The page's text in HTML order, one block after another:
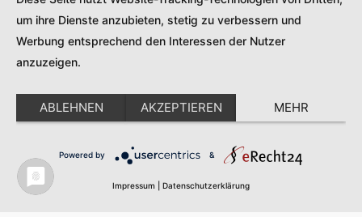
die Details durch und stimmen Sie der Nutzung des
Service zu, um diese Karte anzuzeigen.
Akzeptieren
Platform
um ihre Dienste anzubieten, stetig zu verbessern und
Werbung entsprechend den Interessen der Nutzer
anzuzeigen.
ABLEHNEN AKZEPTIEREN MEHR
Powered by &
Impressum Datenschutzerklärung